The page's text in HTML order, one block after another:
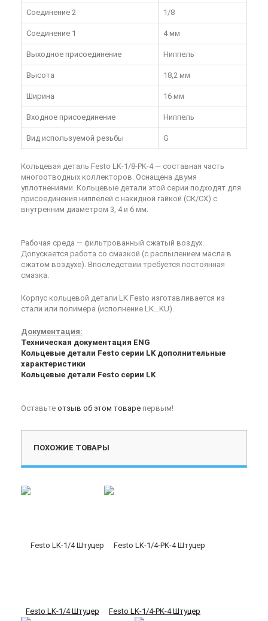
Соединение 2 1/8
Соединение 1 4 мм
Выходное присоединение Ниппель
Высота 18,2 мм
Ширина 16 мм
Входное присоединение Ниппель
Вид используемой резьбы G
Кольцевая деталь Festo LK-1/8-PK-4— составная часть
многоотводных коллекторов. Оснащена двумя
уплотнениями. Кольцевые детали этой серии подходят для
присоединения ниппелей с накидной гайкой (СК/СХ) с
внутренним диаметром 3, 4 и 6 мм.
Рабочая среда — фильтрованный сжатый воздух.
Допускается работа со смазкой (с распылением масла в
сжатом воздухе). Впоследствии требуется постоянная
смазка.
Корпус кольцевой детали LK Festo изготавливается из
стали или полимера (исполнение LK…KU).
Документация:
Техническая документация ENG
Кольцевые детали Festo серии LK дополнительные
характеристики
Кольцевые детали Festo серии LK
Оставьте отзыв об этом товаре первым!
ПОХОЖИЕ ТОВАРЫ
Festo LK-1/4 Штуцер Festo LK-1/4-PK-4 Штуцер